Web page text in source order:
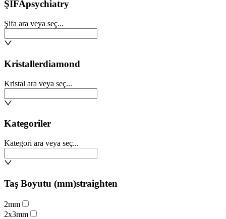
ŞİFApsychiatry
Şifa ara veya seç...
Kristallerdiamond
Kristal ara veya seç...
Kategoriler
Kategori ara veya seç...
Taş Boyutu (mm)straighten
2mm
2x3mm